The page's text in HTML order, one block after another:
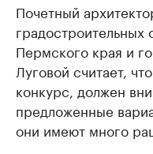
Почетный
градостроительных
Пермского края и
Луговой считает,
конкурс, должен
предложенные
они имеют много